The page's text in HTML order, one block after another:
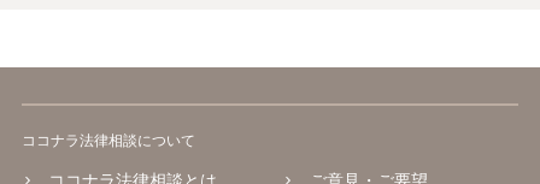
ココナラ法律相談について